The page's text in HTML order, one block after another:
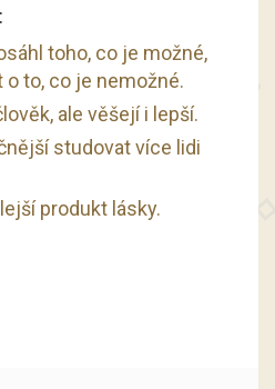
toho, co je možné,
to, co je nemožné.
ale věšejí i lepší.
studovat více lidi
produkt lásky.